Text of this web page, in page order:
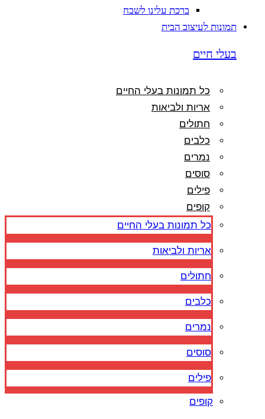
ברכת עלינו לשבח
תמונות לעיצוב הבית
בעלי חיים
כל תמונות בעלי החיים
אריות ולביאות
חתולים
כלבים
נמרים
סוסים
פילים
קופים
כל תמונות בעלי החיים
אריות ולביאות
חתולים
כלבים
נמרים
סוסים
פילים
קופים